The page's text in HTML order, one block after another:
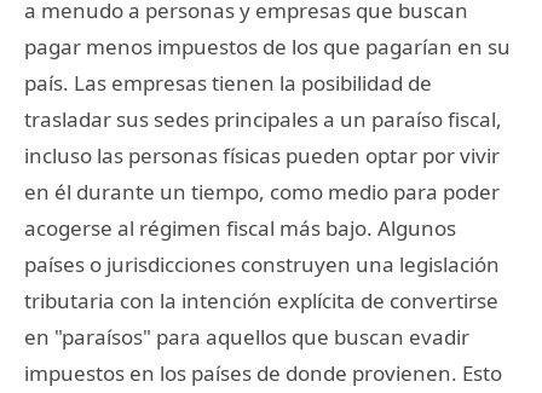
a menudo a personas y empresas que buscan
pagar menos impuestos de los que pagarían en su
país. Las empresas tienen la posibilidad de
trasladar sus sedes principales a un paraíso fiscal,
incluso las personas físicas pueden optar por vivir
en él durante un tiempo, como medio para poder
acogerse al régimen fiscal más bajo. Algunos
países o jurisdicciones construyen una legislación
tributaria con la intención explícita de convertirse
en "paraísos" para aquellos que buscan evadir
impuestos en los países de donde provienen. Esto